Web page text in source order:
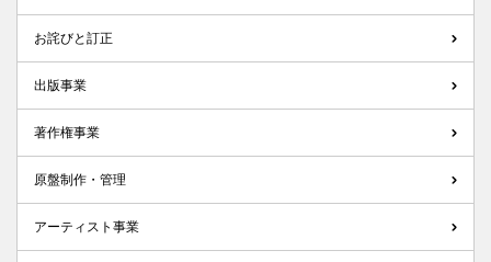
お詫びと訂正
出版事業
著作権事業
原盤制作・管理
アーティスト事業